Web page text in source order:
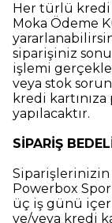
Her türlü kredi
Moka Ödeme
siparişiniz
işlemi
veya stok
kredi
yapılacaktır.
SİPARİŞ
Siparişlerinizin
Powerbox
üç iş günü
ve/veya kredi